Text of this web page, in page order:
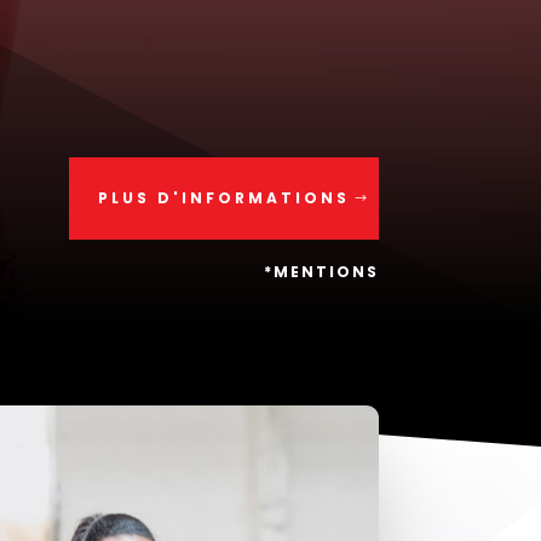
PLUS D'INFORMATIONS
*MENTIONS